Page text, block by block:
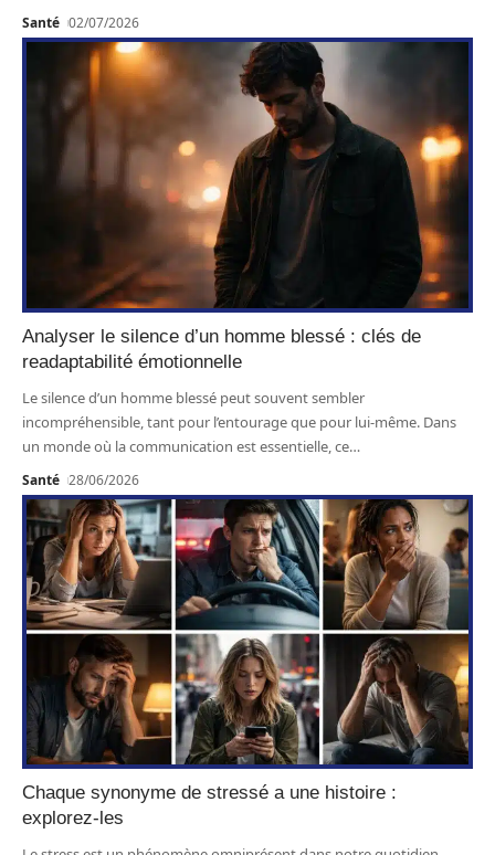
Santé 02/07/2026
Analyser le silence d’un homme blessé : clés de
readaptabilité émotionnelle
Le silence d’un homme blessé peut souvent sembler
incompréhensible, tant pour l’entourage que pour lui-même. Dans
un monde où la communication est essentielle, ce…
Santé 28/06/2026
Chaque synonyme de stressé a une histoire :
explorez-les